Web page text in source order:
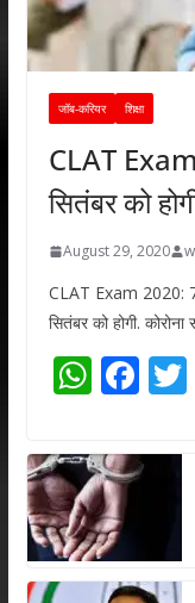
जॉब-करियर शिक्षा
CLAT
सितंबर को
August 29, 2020
CLAT Exam 2020: 7
सितंबर को होगी.
W
at
s
A
p
F
e
b
o